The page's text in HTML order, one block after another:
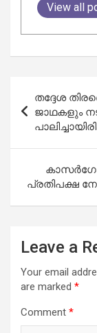
View all
navigation
തദ്ദേശ
ജാഥകളും
പ്രതിപക്ഷ
Leave a
Your email
are marked *
Comment *